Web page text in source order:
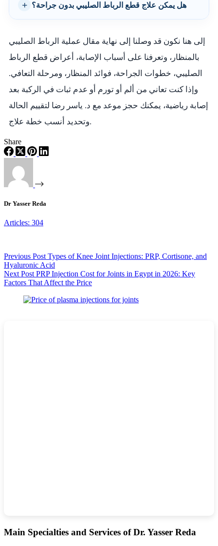
هل يمكن علاج قطع الرباط الصليبي بدون جراحة؟
إلى هنا نكون قد وصلنا إلى نهاية مقال عملية الرباط الصليبي
بالمنظار، وتعرفنا على أسباب الإصابة، أعراض قطع الرباط
الصليبي، خطوات الجراحة، فوائد المنظار، ومرحلة التعافي.
وإذا كنت تعاني من ألم أو تورم أو عدم ثبات في الركبة بعد
إصابة رياضية، يمكنك حجز موعد مع د. ياسر رضا لتقييم الحالة
وتحديد أنسب خطة علاج.
Share
Dr Yasser Reda
Articles: 304
Previous Post Types of Knee Joint Injections: PRP, Cortisone, and
Hyaluronic Acid
Next Post PRP Injection Cost for Joints in Egypt in 2026: Key
Factors That Affect the Price
Main Specialties and Services of Dr. Yasser Reda